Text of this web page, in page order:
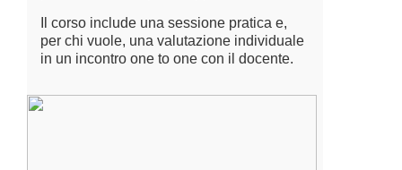
Il corso include una sessione pratica e,
per chi vuole, una valutazione individuale
in un incontro one to one con il docente.